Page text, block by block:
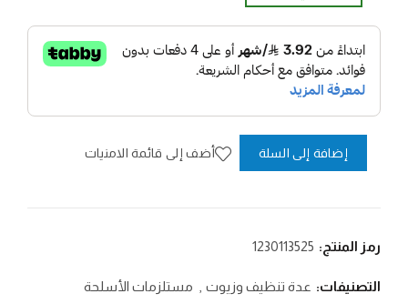
إضافة إلى السلة أضف إلى قائمة الامنيات
رمز المنتج: 1230113525
التصنيفات: عدة تنظيف وزيوت مستلزمات الأسلحة